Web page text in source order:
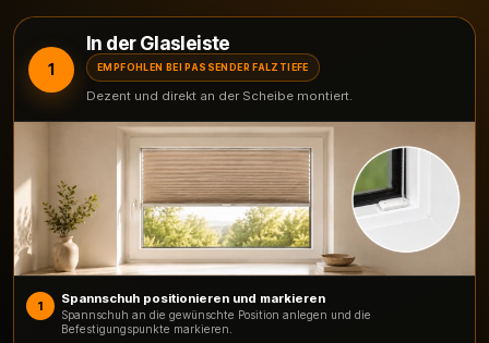
1
In der Glasleiste
EMPFOHLEN BEI PASSENDER FALZTIEFE
Dezent und direkt an der Scheibe montiert.
1 Spannschuh positionieren und markieren
Spannschuh an die gewünschte Position anlegen und die
Befestigungspunkte markieren.